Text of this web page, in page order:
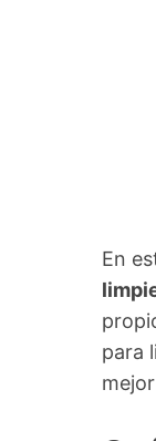
En
para